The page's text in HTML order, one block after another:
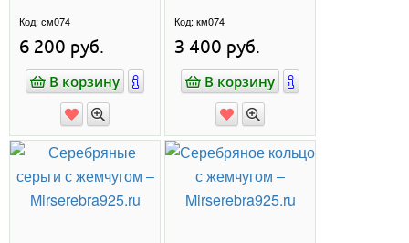
ПРИСОЕДИНЯЙТЕСЬ В
TELEGRAM
Здесь фото с новинками украшений